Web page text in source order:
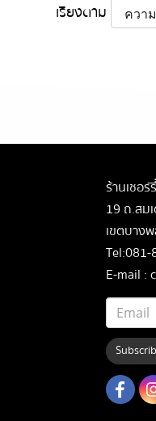
เรียงตาม
ร้านเชอ
19 ถ.สม
เขตบาง
E-mail :